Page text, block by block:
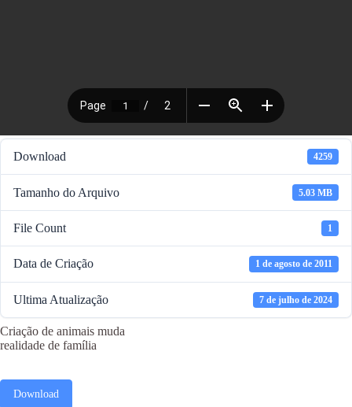
Download 4259
Tamanho do Arquivo 5.03 MB
File Count 1
Data de Criação 1 de agosto de 2011
Ultima Atualização 7 de julho de 2024
Criação de animais muda
realidade de família
Download